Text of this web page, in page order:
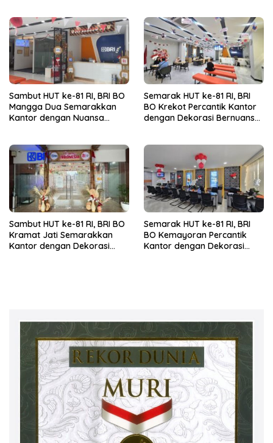
Sambut HUT ke-81 RI, BRI BO
Mangga Dua Semarakkan
Kantor dengan Nuansa
Semarak HUT ke-81 RI, BRI
BO Krekot Percantik Kantor
dengan Dekorasi Bernuansa
Sambut HUT ke-81 RI, BRI BO
Kramat Jati Semarakkan
Kantor dengan Dekorasi
Semarak HUT ke-81 RI, BRI
BO Kemayoran Percantik
Kantor dengan Dekorasi